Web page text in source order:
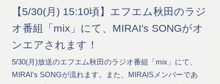
【5/30(月) 15:10頃】エフエム秋田のラジ
オ番組「mix」にて、MIRAI's SONGがオ
ンエアされます！
5/30(月)放送のエフエム秋田のラジオ番組「mix」にて、
MIRAI's SONGが流れます。また、MIRAISメンバーであ